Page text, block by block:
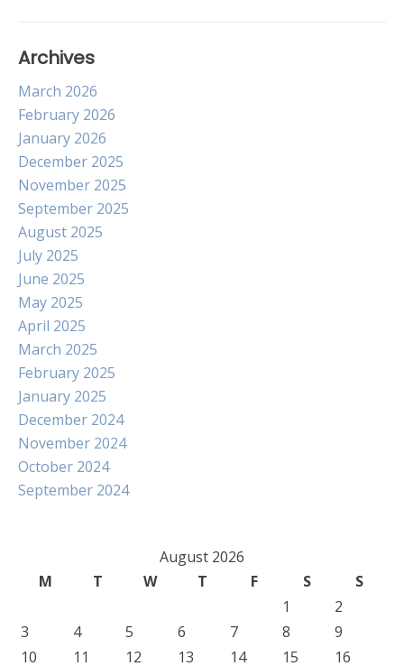
Archives
March 2026
February 2026
January 2026
December 2025
November 2025
September 2025
August 2025
July 2025
June 2025
May 2025
April 2025
March 2025
February 2025
January 2025
December 2024
November 2024
October 2024
September 2024
August 2026
M
T W T F S
S
1
2
3
4 5 6 7 8
9
10
11 12 13 14 15 16